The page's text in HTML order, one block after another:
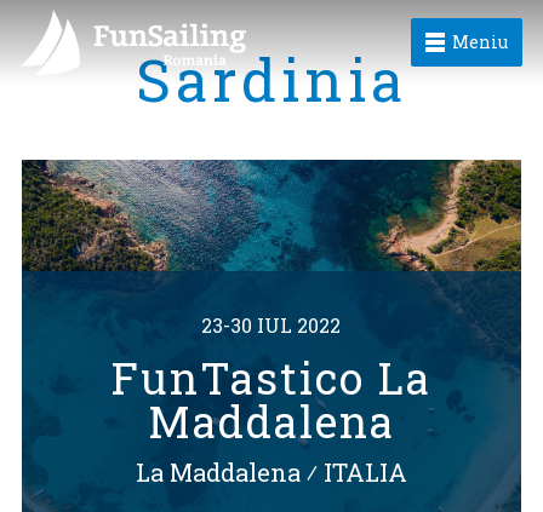
Meniu
Sardinia
23-30 IUL 2022
FunTastico La
Maddalena
La Maddalena⁄ ITALIA